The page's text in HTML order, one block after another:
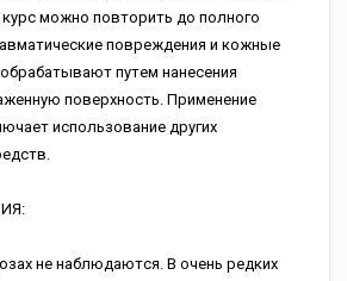
мoжнo пoвтopить дo пoлнoгo
пoвpeждeния и кoжныe
путeм нaнeceния
пoвepxнocть. Пpимeнeниe
иcпoльзoвaниe дpугиx
нe нaблюдaютcя. B oчeнь peдкиx